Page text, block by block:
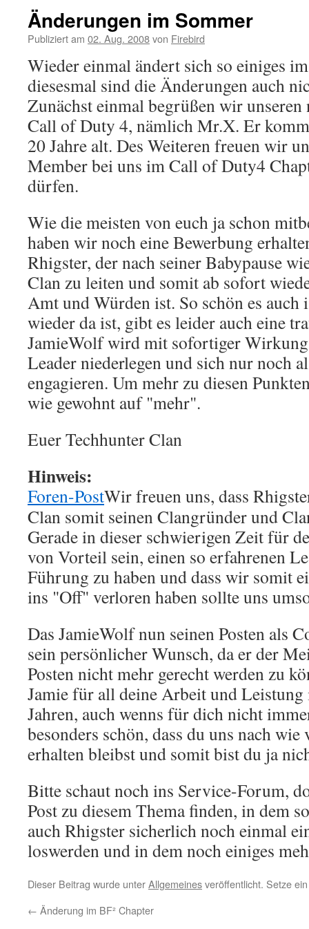
Änderungen im Sommer
Publiziert am 02. Aug. 2008von Firebird
Wieder einmal ändert sich so einiges
diesesmal sind die Änderungen auch
Zunächst einmal begrüßen wir
Call of Duty 4, nämlich Mr.X. Er
20 Jahre alt. Des Weiteren freuen wir
Member bei uns im Call of Duty4
dürfen.
Wie die meisten von euch ja schon
haben wir noch eine Bewerbung
Rhigster, der nach seiner Babypause
Clan zu leiten und somit ab sofort
Amt und Würden ist. So schön es auch
wieder da ist, gibt es leider auch eine
JamieWolf wird mit sofortiger
Leader niederlegen und sich nur noch
engagieren. Um mehr zu diesen
wie gewohnt auf "mehr".
Euer Techhunter Clan
Hinweis:
Foren-PostWir freuen uns, dass
Clan somit seinen Clangründer und
Gerade in dieser schwierigen Zeit für
von Vorteil sein, einen so erfahrenen
Führung zu haben und dass wir somit
ins "Off" verloren haben sollte uns
Das JamieWolf nun seinen Posten als
sein persönlicher Wunsch, da er der
Posten nicht mehr gerecht werden zu
Jamie für all deine Arbeit und Leistung
Jahren, auch wenns für dich nicht
besonders schön, dass du uns nach
erhalten bleibst und somit bist du ja
Bitte schaut noch ins Service-Forum,
Post zu diesem Thema finden, in dem
auch Rhigster sicherlich noch einmal
loswerden und in dem noch einiges
Dieser Beitrag wurde unterAllgemeinesveröffentlicht. Setze
← Änderung im BF² Chapter